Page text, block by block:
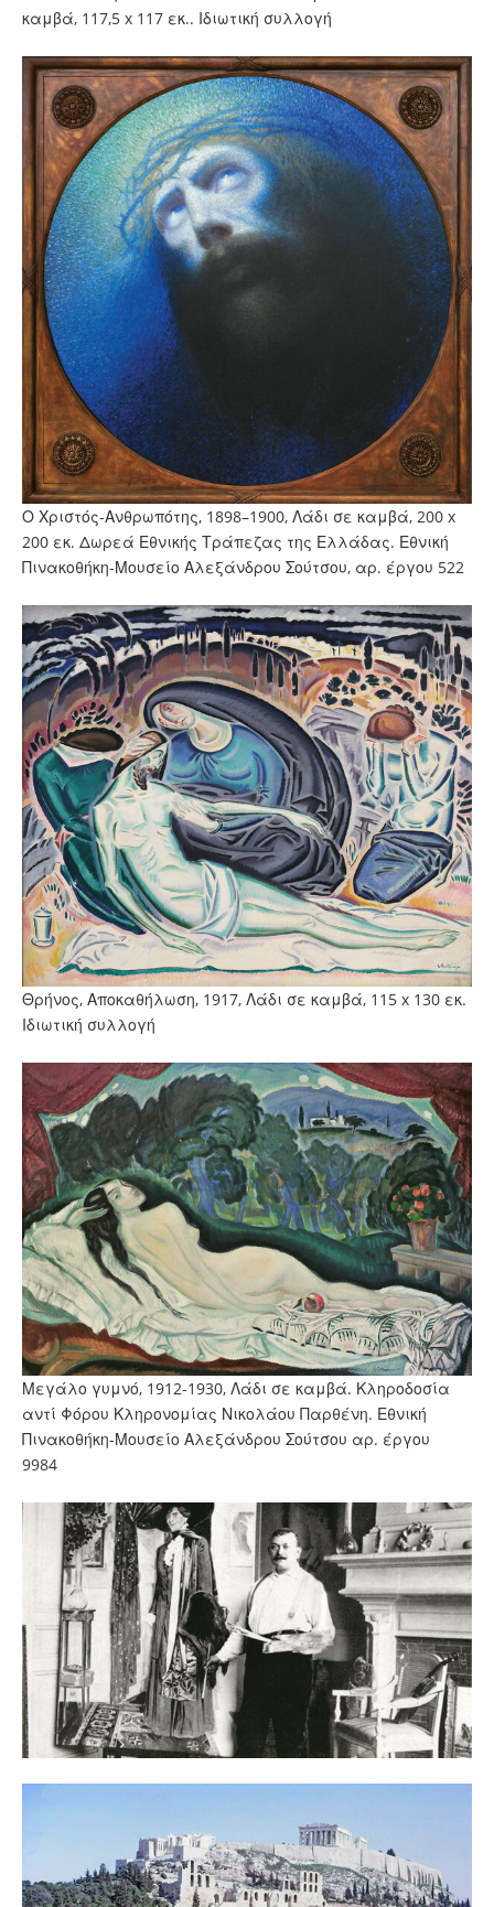
καμβά, 117,5 x 117 εκ.. Ιδιωτική συλλογή
Ο Χριστός-Ανθρωπότης, 1898–1900, Λάδι σε καμβά, 200 x
200 εκ. Δωρεά Εθνικής Τράπεζας της Ελλάδας. Εθνική
Πινακοθήκη-Μουσείο Αλεξάνδρου Σούτσου, αρ. έργου 522
Θρήνος, Αποκαθήλωση, 1917, Λάδι σε καμβά, 115 x 130 εκ.
Ιδιωτική συλλογή
Μεγάλο γυμνό, 1912-1930, Λάδι σε καμβά. Κληροδοσία
αντί Φόρου Κληρονομίας Νικολάου Παρθένη. Εθνική
Πινακοθήκη-Μουσείο Αλεξάνδρου Σούτσου αρ. έργου
9984